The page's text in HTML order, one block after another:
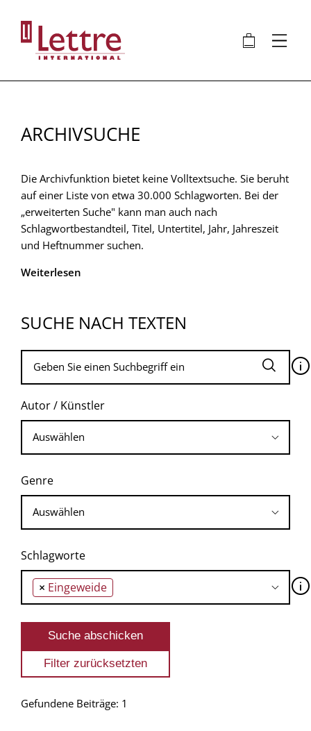
Inhalt
🛍 ⋮
ARCHIVSUCHE
Die Archivfunktion bietet keine Volltextsuche. Sie beruht
auf einer Liste von etwa 30.000 Schlagworten. Bei der
„erweiterten Suche" kann man auch nach
Schlagwortbestandteil, Titel, Untertitel, Jahr, Jahreszeit
und Heftnummer suchen.
Weiterlesen
SUCHE NACH TEXTEN
🛈
Autor / Künstler
Genre
Schlagworte
× Eingeweide 🛈
Gefundene Beiträge: 1